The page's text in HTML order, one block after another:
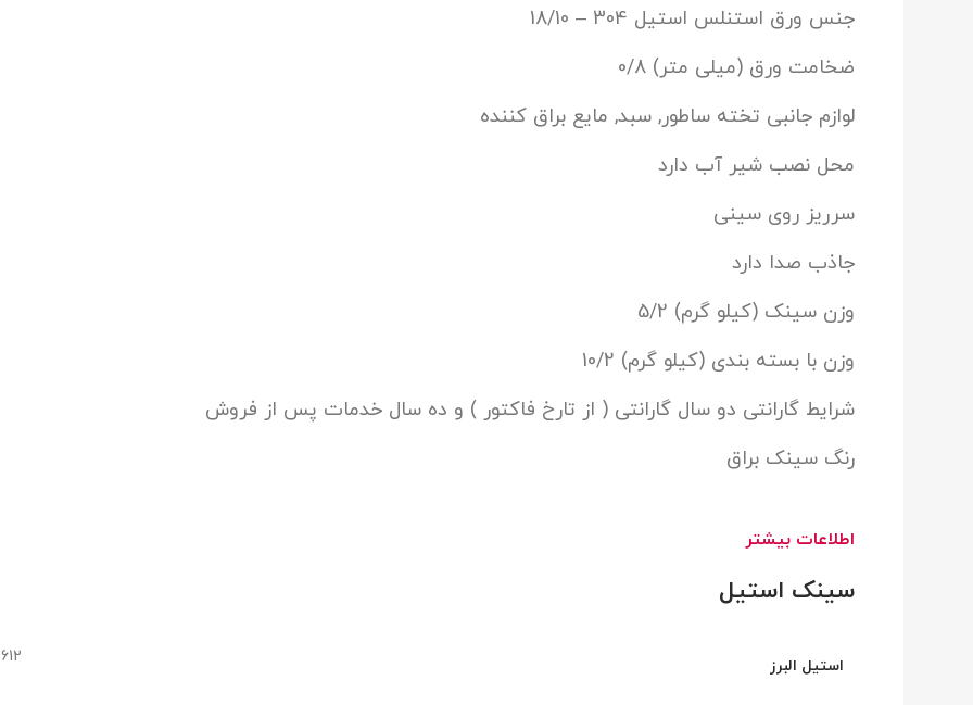
جنس ورق استنلس استیل 304 – 18/10
ضخامت ورق (میلی متر) 0/8
لوازم جانبی تخته ساطور, سبد, مایع براق کننده
محل نصب شیر آب دارد
سرریز روی سینی
جاذب صدا دارد
وزن سینک (کیلو گرم) 5/2
وزن با بسته بندی (کیلو گرم) 10/2
شرایط گارانتی دو سال گارانتی ( از تارخ فاکتور ) و ده سال خدمات پس از فروش
رنگ سینک براق
اطلاعات بیشتر
سینک استیل
استیل البرز 612